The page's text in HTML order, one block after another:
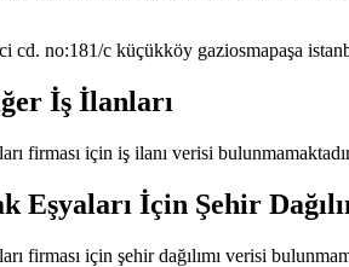
cd. no:181/c küçükköy gaziosmapaşa
İş İlanları
firması için iş ilanı verisi
Eşyaları İçin Şehir
firması için şehir dağılımı verisi